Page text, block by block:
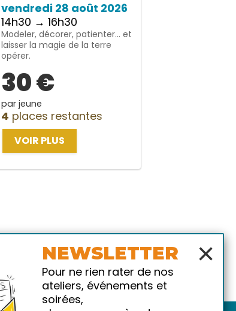
vendredi 28 août 2026
14h30 → 16h30
Modeler, décorer, patienter… et
laisser la magie de la terre
opérer.
30 €
par jeune
4 places restantes
VOIR PLUS
×
NEWSLETTER
Pour ne rien rater de nos
ateliers, événements et
soirées,